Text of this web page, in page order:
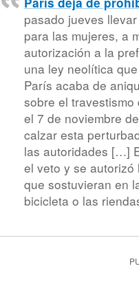
pasado jueves
para las mujeres, a
autorización a la
una ley neolítica
París acaba de
sobre el
el 7 de noviembre
calzar esta
las autoridades […]
el veto y se
que sostuvieran en
bicicleta o las